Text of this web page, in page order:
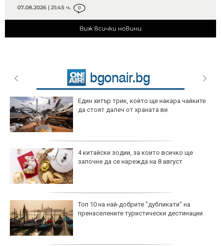
07.08.2026 | 21:45 ч. 0
Виж всички новини
Един хитър трик, който ще накара чайките
да стоят далеч от храната ви
4 китайски зодии, за които всичко ще
започне да се нарежда на 8 август
Топ 10 на най-добрите "дубликати" на
пренаселените туристически дестинации